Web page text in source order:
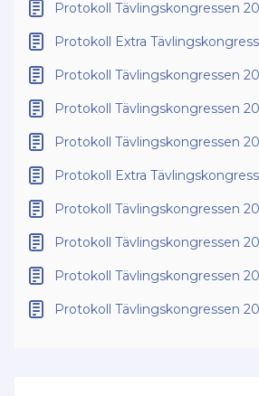
Protokoll Tävlingskongressen
Protokoll Extra
Protokoll Tävlingskongressen
Protokoll Tävlingskongressen
Protokoll Tävlingskongressen
Protokoll Extra
Protokoll Tävlingskongressen
Protokoll Tävlingskongressen
Protokoll Tävlingskongressen
Protokoll Tävlingskongressen